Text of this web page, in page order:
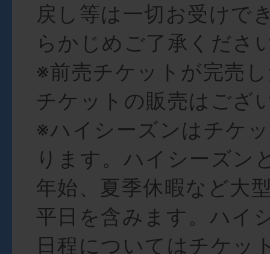
戻し等は一切お受けで
らかじめご了承くださ
※前売チケットが完売
チケットの販売はござ
※ハイシーズンはチケ
ります。ハイシーズン
年始、夏季休暇など大
平日を含みます。ハイ
日程についてはチケッ